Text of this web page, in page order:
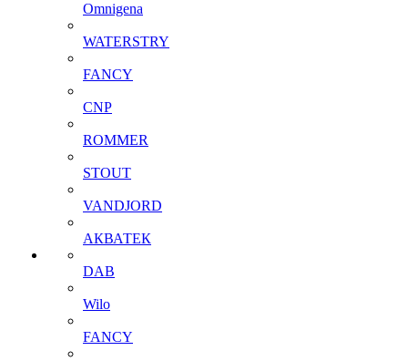
Omnigena
WATERSTRY
FANCY
CNP
ROMMER
STOUT
VANDJORD
АКВАТЕК
DAB
Wilo
FANCY